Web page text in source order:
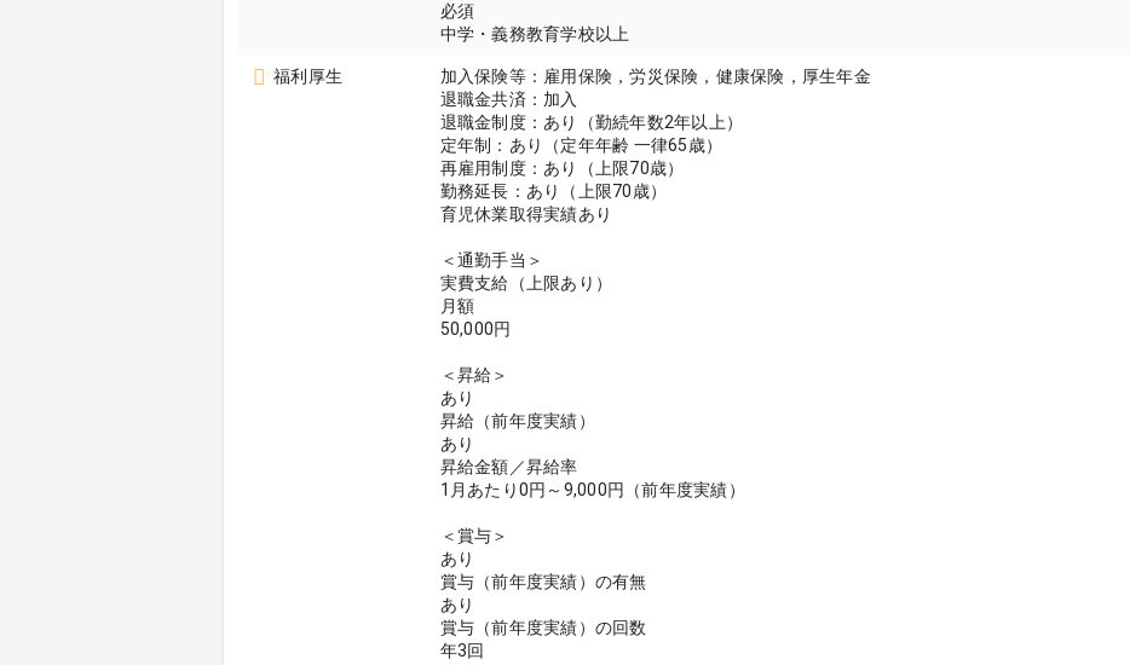
必須
中学・義務教育学校以上
福利厚生
加入保険等：雇用保険，労災保険，健康保険，厚生年金
退職金共済：加入
退職金制度：あり（勤続年数2年以上）
定年制：あり（定年年齢 一律65歳）
再雇用制度：あり（上限70歳）
勤務延長：あり（上限70歳）
育児休業取得実績あり
＜通勤手当＞
実費支給（上限あり）
月額
50,000円
＜昇給＞
あり
昇給（前年度実績）
あり
昇給金額／昇給率
1月あたり0円～9,000円（前年度実績）
＜賞与＞
あり
賞与（前年度実績）の有無
あり
賞与（前年度実績）の回数
年3回